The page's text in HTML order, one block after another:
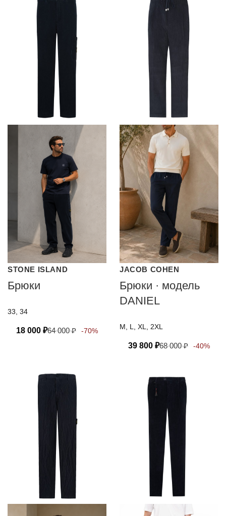
STONE ISLAND
Брюки
33, 34
18 000 ₽64 000₽ -70%
JACOB COHEN
Брюки · модель
DANIEL
M, L, XL, 2XL
39 800 ₽68 000₽ -40%